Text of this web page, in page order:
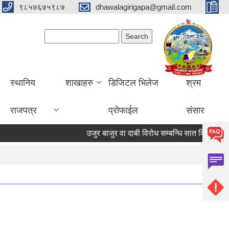
९८५७६७५९८७ dhawalagirigapa@gmail.com
स्थानिय
राजपत्र
शाखाहरु डिजिटल भिलेज
प्रोफाईल
श्रम
संसार
उजुर बाजुर वा दाबी विरोध सम्बन्धि सात दिने सूचना